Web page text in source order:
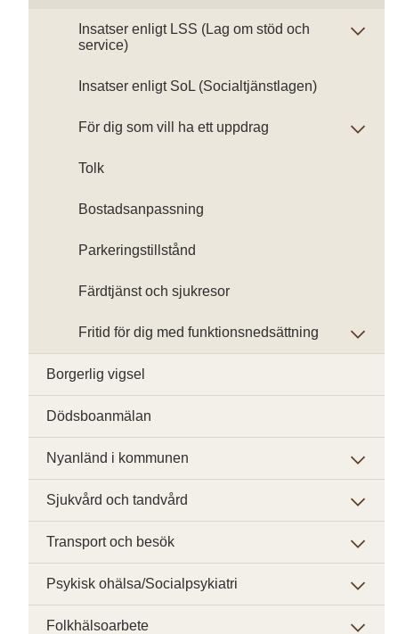
Insatser enligt LSS (Lag om stöd och
service)
Insatser enligt SoL (Socialtjänstlagen)
För dig som vill ha ett uppdrag
Tolk
Bostadsanpassning
Parkeringstillstånd
Färdtjänst och sjukresor
Fritid för dig med funktionsnedsättning
Borgerlig vigsel
Dödsboanmälan
Nyanländ i kommunen
Sjukvård och tandvård
Transport och besök
Psykisk ohälsa/Socialpsykiatri
Folkhälsoarbete